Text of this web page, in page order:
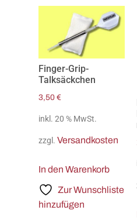
Finger-Grip-
Talksäckchen
3,50 €
inkl. 20 % MwSt.
zzgl. Versandkosten
In den Warenkorb
Zur Wunschliste
hinzufügen